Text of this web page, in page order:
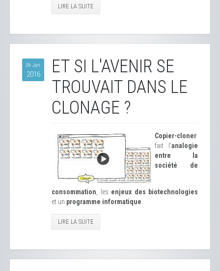
LIRE LA SUITE
06 Jan
2016
ET SI L'AVENIR SE
TROUVAIT DANS LE
CLONAGE ?
Copier-cloner
fait l’analogie
entre la
société de
consommation , les enjeux des biotechnologies
et un programme informatique
LIRE LA SUITE